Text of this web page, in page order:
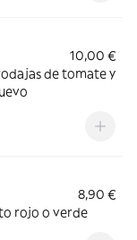
10,00 €
de tomate y
8,90 €
rojo o verde